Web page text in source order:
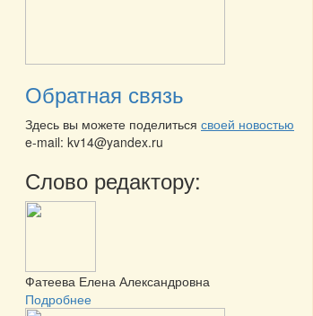
Обратная связь
Здесь вы можете поделиться своей новостью
e-mail: kv14@yandex.ru
Слово редактору:
Фатеева Елена Александровна
Подробнее